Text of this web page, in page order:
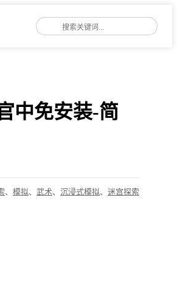
中免安装-简
、 模拟、 武术、 沉浸式模拟、 迷宫探索